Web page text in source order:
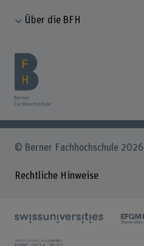
Über die BFH
© Berner Fachhochschule 2026
Rechtliche Hinweise